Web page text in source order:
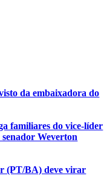
da embaixadora do
familiares do vice-líder
Weverton
(PT/BA) deve virar